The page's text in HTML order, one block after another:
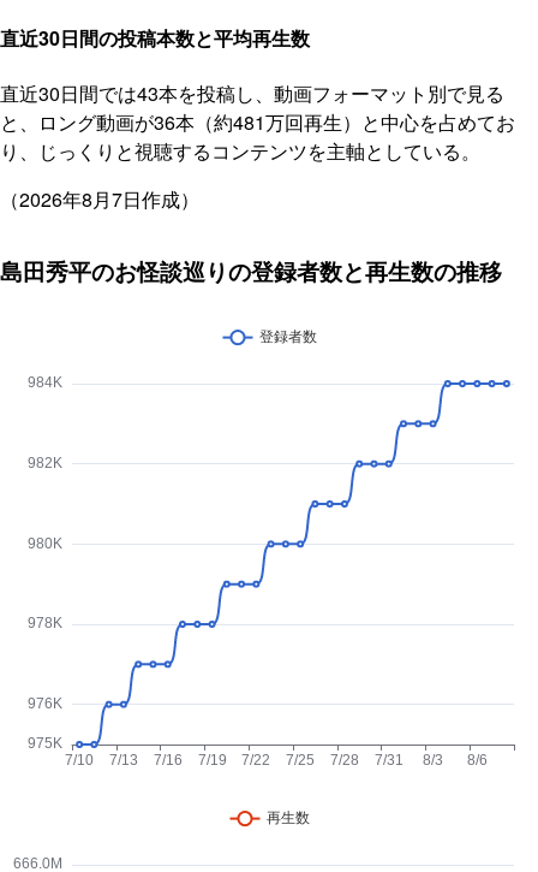
直近30日間の投稿本数と平均再生数
直近30日間では43本を投稿し、動画フォーマット別で見る
と、ロング動画が36本（約481万回再生）と中心を占めてお
り、じっくりと視聴するコンテンツを主軸としている。
（2026年8月7日作成）
島田秀平のお怪談巡りの登録者数と再生数の推移